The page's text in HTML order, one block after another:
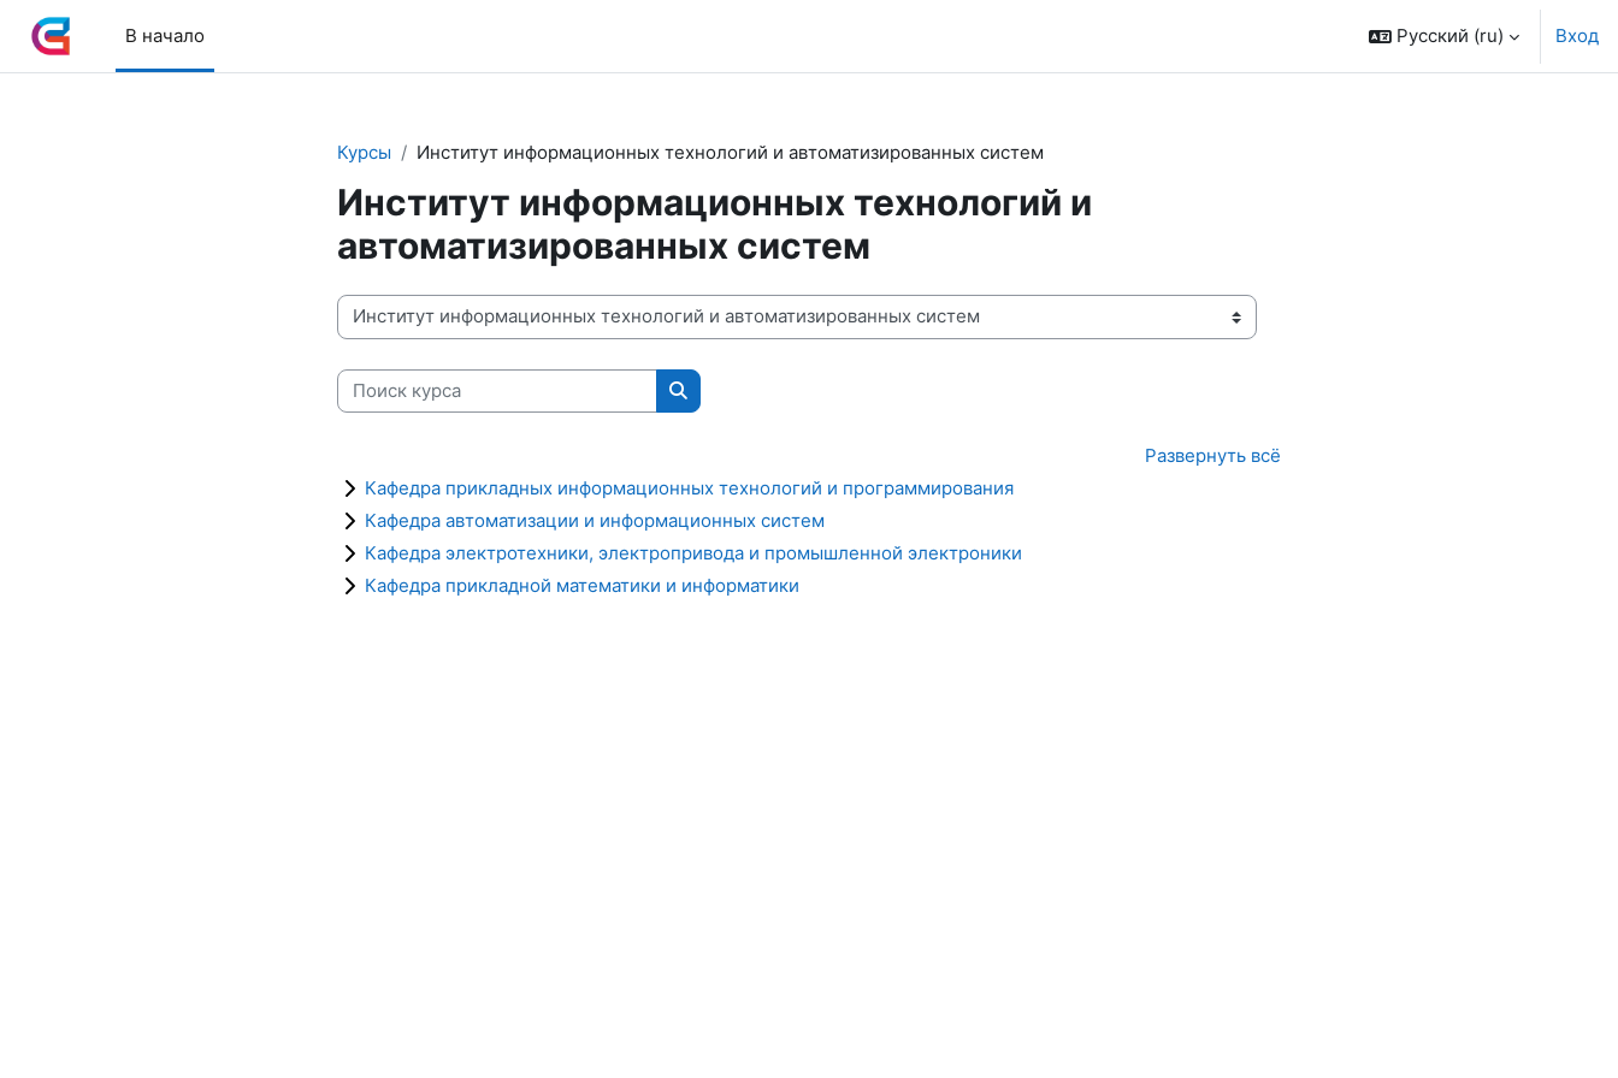
Перейти к основному содержанию
В начало
Русский ‎(ru)‎ Вход
Курсы Институт информационных технологий и автоматизированных систем
Институт информационных технологий и
автоматизированных систем
Категории курсов
Поиск курса
Поиск курса
Развернуть всё
Кафедра прикладных информационных технологий и программирования
Кафедра автоматизации и информационных систем
Кафедра электротехники, электропривода и промышленной электроники
Кафедра прикладной математики и информатики